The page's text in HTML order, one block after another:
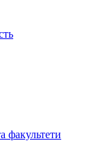
факультети